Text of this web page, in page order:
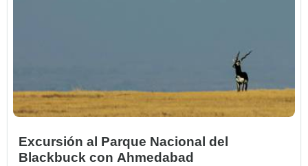
Excursión al Parque Nacional del
Blackbuck con Ahmedabad